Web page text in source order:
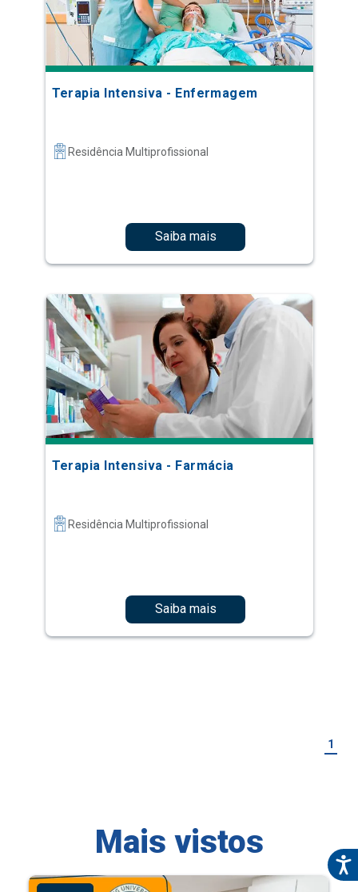
Terapia Intensiva - Enfermagem
Residência Multiprofissional
Saiba mais
Terapia Intensiva - Farmácia
Residência Multiprofissional
Saiba mais
1
Mais vistos